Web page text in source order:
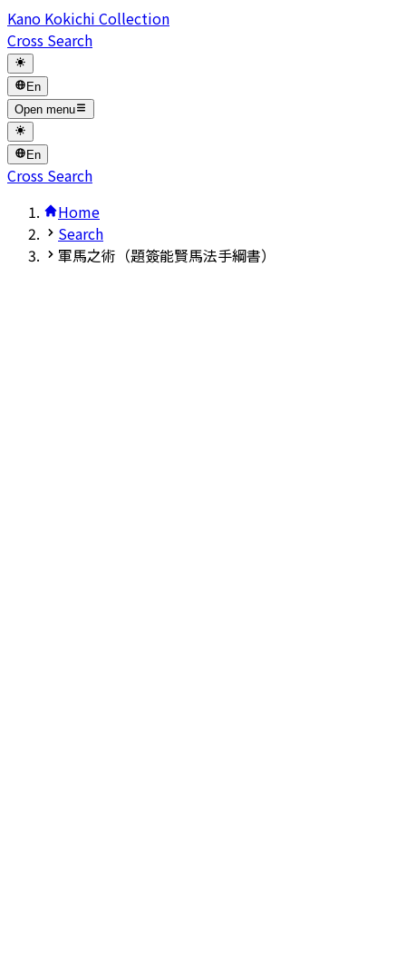
Kano Kokichi Collection
Cross Search
En
Open menu
En
Cross Search
Home
Search
軍馬之術（題簽能賢馬法手綱書）